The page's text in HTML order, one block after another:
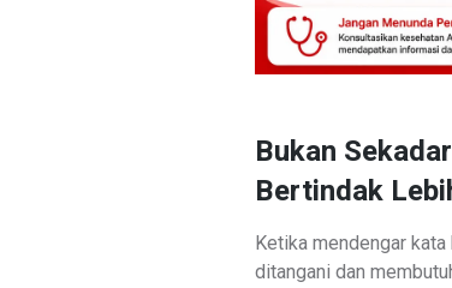
Bukan
Bertindak
Ketika mendengar
ditangani dan